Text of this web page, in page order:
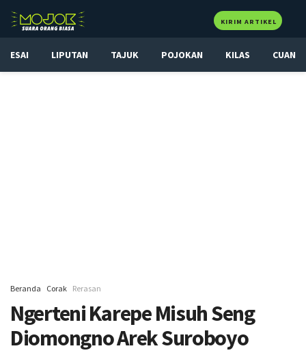
KIRIM ARTIKEL
ESAI LIPUTAN TAJUK POJOKAN KILAS CUAN
Beranda Corak Rerasan
Ngerteni Karepe Misuh Seng
Diomongno Arek Suroboyo